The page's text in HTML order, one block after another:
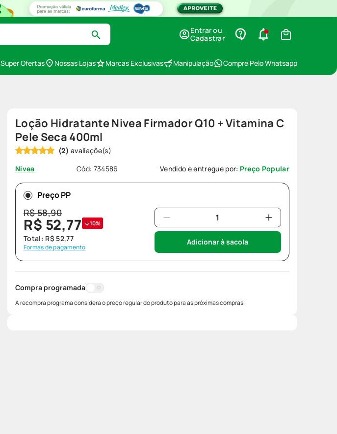
Entrar ou
Cadastrar
Super Ofertas Nossas Lojas Marcas Exclusivas Manipulação Compre Pelo Whatsapp
Loção Hidratante Nivea Firmador Q10 + Vitamina C
Pele Seca 400ml
(2)
Nivea
Cód: 734586 Vendido e entregue por: Preço Popular
Preço PP
R$58,90
R$ 52,77 10%
Total: R$ 52,77
Formas de pagamento
Adicionar à sacola
Compra programada
A recompra programa considera o preço regular do produto para as próximas compras.